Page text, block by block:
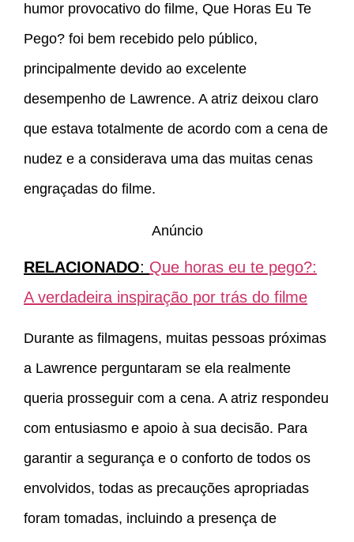
humor provocativo do filme, Que Horas Eu Te
Pego? foi bem recebido pelo público,
principalmente devido ao excelente
desempenho de Lawrence. A atriz deixou claro
que estava totalmente de acordo com a cena de
nudez e a considerava uma das muitas cenas
engraçadas do filme.
Anúncio
RELACIONADO: Que horas eu te pego?:
A verdadeira inspiração por trás do filme
Durante as filmagens, muitas pessoas próximas
a Lawrence perguntaram se ela realmente
queria prosseguir com a cena. A atriz respondeu
com entusiasmo e apoio à sua decisão. Para
garantir a segurança e o conforto de todos os
envolvidos, todas as precauções apropriadas
foram tomadas, incluindo a presença de